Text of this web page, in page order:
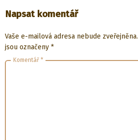
Napsat komentář
Vaše e-mailová adresa nebude zveřejněna.
jsou označeny *
Komentář *